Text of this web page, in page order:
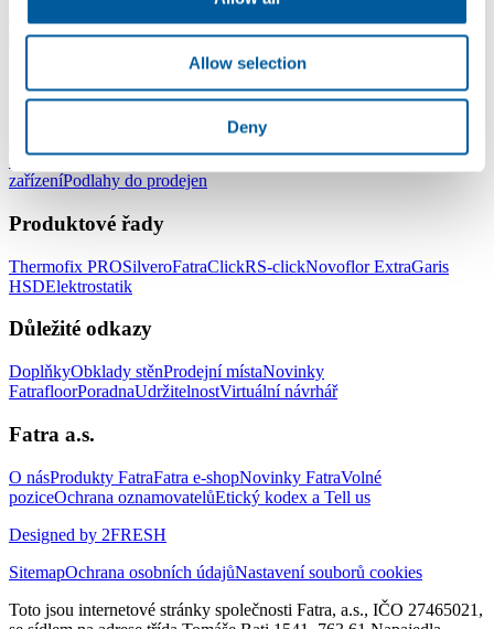
Allow selection
Deny
do ložnicePodlahy do kuchyněPodlahy do koupelnyPodlahy do
Podlahy do dětského pokoje
Podlahy pro komerční užití
Podlahy do škol a školek
a zdravotnických zařízeníPodlahy do hotelů a ubytovacích
zařízeníPodlahy do prodejen
Produktové řady
Thermofix PROSilveroFatraClickRS-clickNovoflor ExtraGaris
HSDElektrostatik
Důležité odkazy
DoplňkyObklady stěnProdejní místaNovinky
FatrafloorPoradnaUdržitelnostVirtuální návrhář
Fatra a.s.
O násProdukty FatraFatra e-shopNovinky FatraVolné
poziceOchrana oznamovatelůEtický kodex a Tell us
Designed by 2FRESH
SitemapOchrana osobních údajůNastavení souborů cookies
Toto jsou internetové stránky společnosti Fatra, a.s., IČO 27465021,